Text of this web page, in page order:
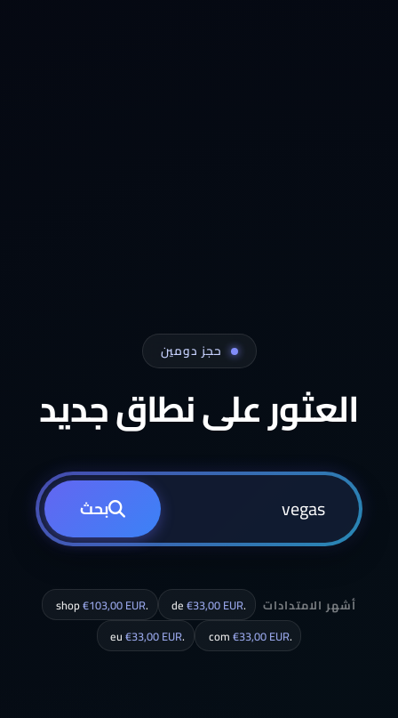
حجز دومين
العثور على نطاق جديد
بحث
أشهر الامتدادات .de
€33,00 EUR
.shop
€103,00 EUR
.com
€33,00 EUR
.eu
€33,00 EUR